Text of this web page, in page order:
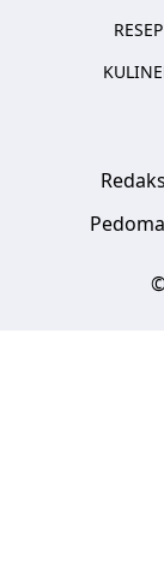
RESEP